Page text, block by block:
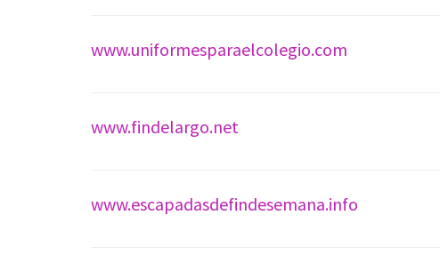
www.uniformesparaelcolegio.com
www.findelargo.net
www.escapadasdefindesemana.info